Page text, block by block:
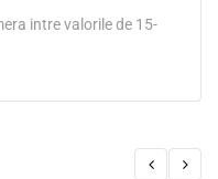
intre valorile de 15-